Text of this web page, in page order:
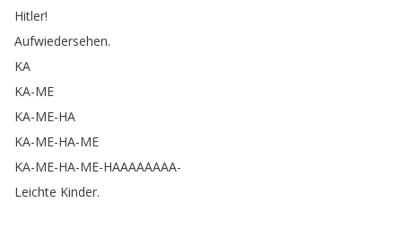
Hitler!
Aufwiedersehen.
KA
KA-ME
KA-ME-HA
KA-ME-HA-ME
KA-ME-HA-ME-HAAAAAAAA-
Leichte Kinder.